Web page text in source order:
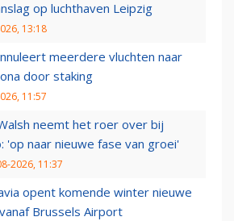
op luchthaven Leipzig
13:18
meerdere vluchten naar
door staking
11:57
neemt het roer over bij
'op naar nieuwe fase van groei'
2026, 11:37
opent komende winter nieuwe
Brussels Airport